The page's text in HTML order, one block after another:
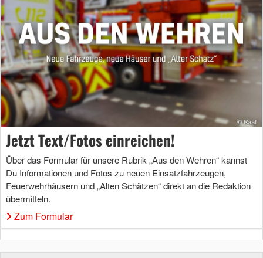
Jetzt Text/Fotos einreichen!
Über das Formular für unsere Rubrik „Aus den Wehren“ kannst
Du Informationen und Fotos zu neuen Einsatzfahrzeugen,
Feuerwehrhäusern und „Alten Schätzen“ direkt an die Redaktion
übermitteln.
Zum Formular